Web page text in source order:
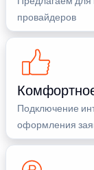
провайдеров
Подключение
оформления